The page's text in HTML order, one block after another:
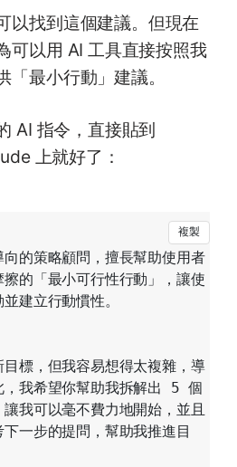
以找到這個建議。但現在
可以用 AI 工具直接按照我
最小行動」建議。
AI 指令，直接貼到
上就好了：
的策略顧問，擅長幫助使用者
的「最小可行性行動」，讓使
建立行動慣性。
標，但我容易想得太複雜，導
，我希望你幫助我拆解出 5 個
讓我可以毫不費力地開始，並且
一步的提問，幫助我推進目